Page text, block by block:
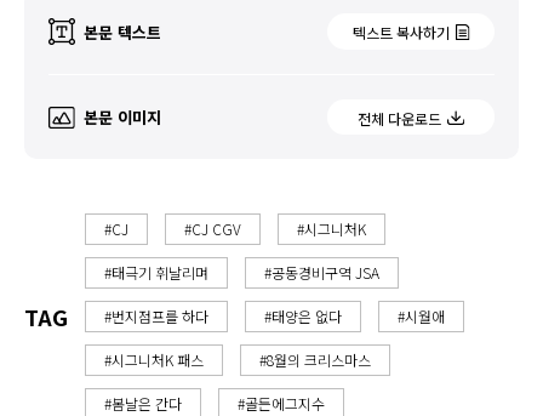
본문 텍스트 텍스트 복사하기
본문 이미지 전체 다운로드
TAG
#CJ #CJ CGV #시그니처K
#태극기 휘날리며 #공동경비구역 JSA
#번지점프를 하다 #태양은 없다 #시월애
#시그니처K 패스 #8월의 크리스마스
#봄날은 간다 #골든에그지수